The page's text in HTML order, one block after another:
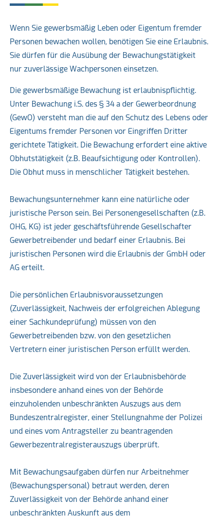
Wenn Sie gewerbsmäßig Leben oder Eigentum fremder
Personen bewachen wollen, benötigen Sie eine Erlaubnis.
Sie dürfen für die Ausübung der Bewachungstätigkeit
nur zuverlässige Wachpersonen einsetzen.
Die gewerbsmäßige Bewachung ist erlaubnispflichtig.
Unter Bewachung i.S. des § 34 a der Gewerbeordnung
(GewO) versteht man die auf den Schutz des Lebens oder
Eigentums fremder Personen vor Eingriffen Dritter
gerichtete Tätigkeit. Die Bewachung erfordert eine aktive
Obhutstätigkeit (z.B. Beaufsichtigung oder Kontrollen).
Die Obhut muss in menschlicher Tätigkeit bestehen.
Bewachungsunternehmer kann eine natürliche oder
juristische Person sein. Bei Personengesellschaften (z.B.
OHG, KG) ist jeder geschäftsführende Gesellschafter
Gewerbetreibender und bedarf einer Erlaubnis. Bei
juristischen Personen wird die Erlaubnis der GmbH oder
AG erteilt.
Die persönlichen Erlaubnisvoraussetzungen
(Zuverlässigkeit, Nachweis der erfolgreichen Ablegung
einer Sachkundeprüfung) müssen von den
Gewerbetreibenden bzw. von den gesetzlichen
Vertretern einer juristischen Person erfüllt werden.
Die Zuverlässigkeit wird von der Erlaubnisbehörde
insbesondere anhand eines von der Behörde
einzuholenden unbeschränkten Auszugs aus dem
Bundeszentralregister, einer Stellungnahme der Polizei
und eines vom Antragsteller zu beantragenden
Gewerbezentralregisterauszugs überprüft.
Mit Bewachungsaufgaben dürfen nur Arbeitnehmer
(Bewachungspersonal) betraut werden, deren
Zuverlässigkeit von der Behörde anhand einer
unbeschränkten Auskunft aus dem